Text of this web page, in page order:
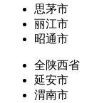
思茅市
丽江市
昭通市
全陕西省
延安市
渭南市